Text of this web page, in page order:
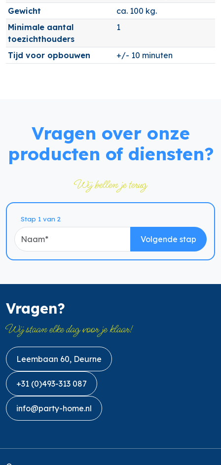
Gewicht
ca. 100 kg.
Minimale aantal
toezichthouders
1
Tijd voor opbouwen +/- 10 minuten
Vragen over onze
producten of diensten?
Wij bellen je terug
Stap 1 van 2
Naam
Volgende stap
Vragen?
Wij staan elke dag voor je klaar!
Leembaan 60, Deurne
+31 (0)493-313 087
info@party-home.nl